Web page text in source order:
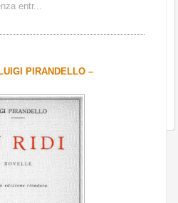
entr...
PIRANDELLO –